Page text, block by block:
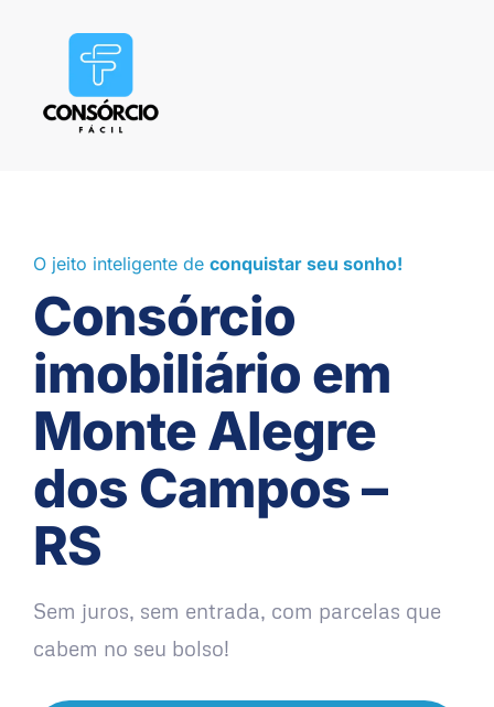
O jeito inteligente de conquistar seu sonho!
Consórcio
imobiliário em
Monte Alegre
dos Campos –
RS
Sem juros, sem entrada, com parcelas que
cabem no seu bolso!